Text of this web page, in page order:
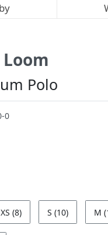
Polo
0
XS (8) S (10) M